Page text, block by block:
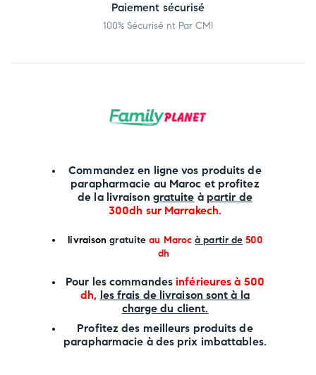
Paiement sécurisé
100% Sécurisé nt Par CMI
Commandez en ligne vos produits de
parapharmacie au Maroc et profitez
de la livraison gratuite à partir de
300dh sur Marrakech.
livraison gratuite au Maroc à partir de 500
dh
Pour les commandesinférieures à 500
dh, les frais de livraison sont à la
charge du client.
Profitez des meilleurs produits de
parapharmacie à des prix imbattables.